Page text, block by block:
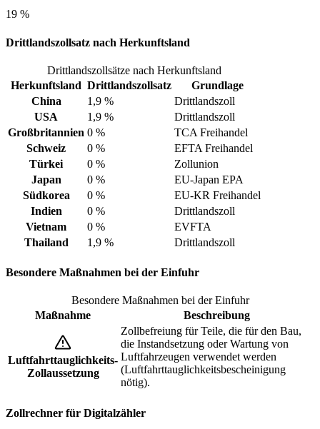
19 %
Drittlandszollsatz nach Herkunftsland
Drittlandszollsätze nach Herkunftsland
Herkunftsland Drittlandszollsatz
Grundlage
China
1,9 %
Drittlandszoll
USA
1,9 %
Drittlandszoll
Großbritannien 0 %
TCA Freihandel
Schweiz
0 %
EFTA Freihandel
Türkei
0 %
Zollunion
Japan
0 %
EU-Japan EPA
Südkorea
0 %
EU-KR Freihandel
Indien
0 %
Drittlandszoll
Vietnam
0 %
EVFTA
Thailand
1,9 % Drittlandszoll
Besondere Maßnahmen bei der Einfuhr
Besondere Maßnahmen bei der Einfuhr
Maßnahme
Beschreibung
Luftfahrttauglichkeits-
Zollaussetzung
Zollbefreiung für Teile, die für den Bau,
die Instandsetzung oder Wartung von
Luftfahrzeugen verwendet werden
(Luftfahrttauglichkeitsbescheinigung
nötig).
Zollrechner für Digitalzähler